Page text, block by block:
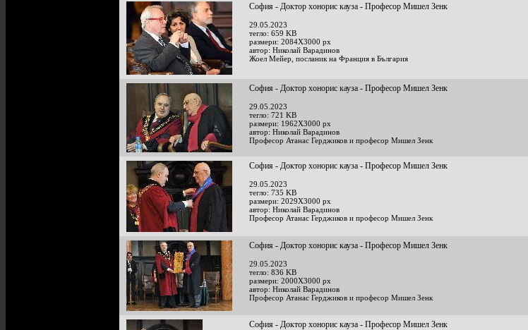
София - Доктор хонорис кауза - Професор Мишел Зенк
29.05.2023
тегло: 659 KB
размери: 2084X3000 px
автор: Николай Варадинов
Жоел Мейер, посланик на Франция в България
София - Доктор хонорис кауза - Професор Мишел Зенк
29.05.2023
тегло: 721 KB
размери: 1962X3000 px
автор: Николай Варадинов
Професор Атанас Герджиков и професор Мишел Зенк
София - Доктор хонорис кауза - Професор Мишел Зенк
29.05.2023
тегло: 735 KB
размери: 2029X3000 px
автор: Николай Варадинов
Професор Атанас Герджиков и професор Мишел Зенк
София - Доктор хонорис кауза - Професор Мишел Зенк
29.05.2023
тегло: 836 KB
размери: 2000X3000 px
автор: Николай Варадинов
Професор Атанас Герджиков и професор Мишел Зенк
София - Доктор хонорис кауза - Професор Мишел Зенк